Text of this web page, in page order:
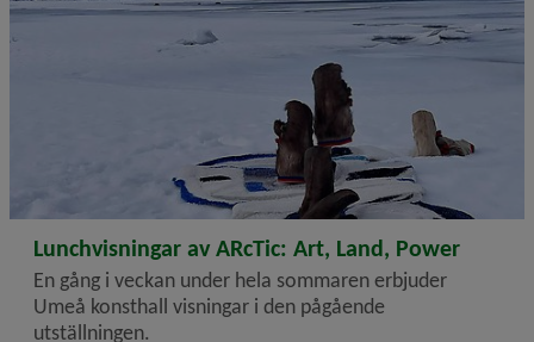
2026-05-22
Lunchvisningar av ARcTic: Art, Land, Power
En gång i veckan under hela sommaren erbjuder
Umeå konsthall visningar i den pågående
utställningen.